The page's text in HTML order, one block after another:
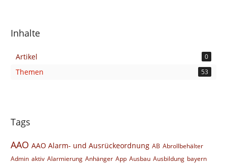
Inhalte
Artikel 0
Themen 53
Tags
AAO AAO Alarm- und Ausrückeordnung AB Abrollbehälter
Admin aktiv Alarmierung Anhänger App Ausbau Ausbildung bayern